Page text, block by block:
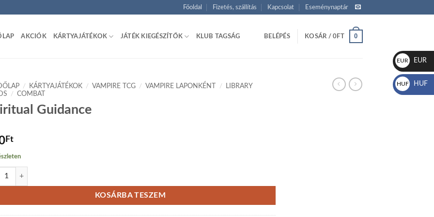
Főoldal Fizetés, szállítás Kapcsolat Eseménynaptár
AKCIÓK KÁRTYAJÁTÉKOK JÁTÉK KIEGÉSZÍTŐK KLUB TAGSÁG BELÉPÉS KOSÁR /0FT 0
/ KÁRTYAJÁTÉKOK / VAMPIRE TCG / VAMPIRE LAPONKÉNT /
LIBRARY
/ COMBAT
Guidance
Ft
Guidance mennyiség
KOSÁRBA TESZEM
EUR
€
EUR
HUF
Ft
HUF